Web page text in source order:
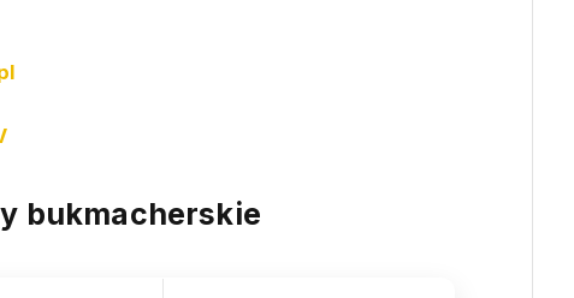
bukmacherskie